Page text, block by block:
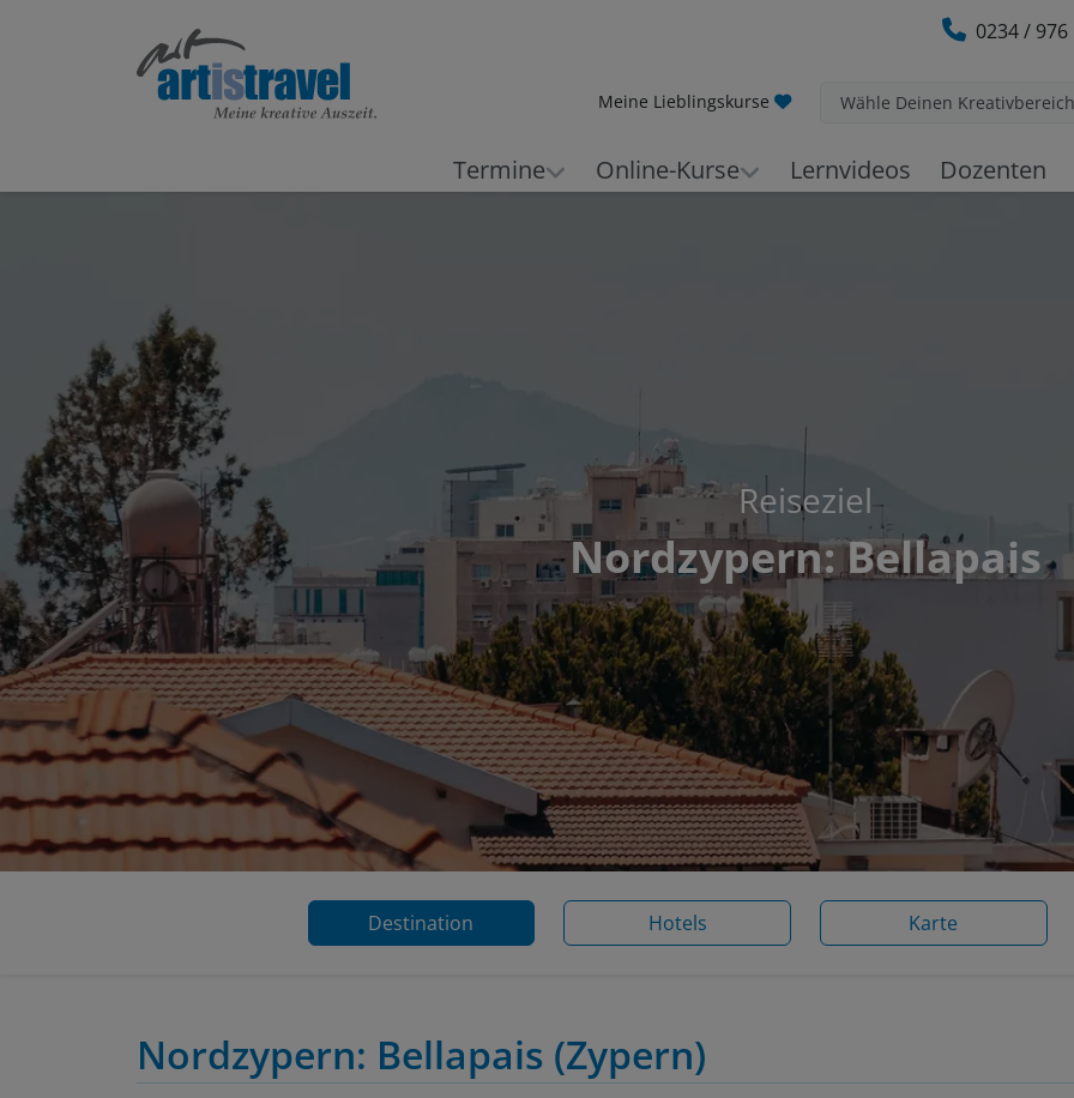
0234 / 976
Meine Lieblingskurse Wähle Deinen
Termine Online-Kurse Lernvideos Dozenten
Reiseziel
Nordzypern: Bellapais
Destination Hotels Karte
Nordzypern: Bellapais (Zypern)